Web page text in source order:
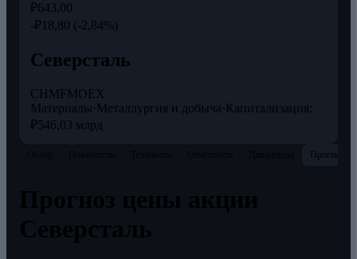
₽643,00
-₽18,80 (-2,84%)
Северсталь
CHMFMOEX
Материалы·Металлургия и добыча·Капитализация:
₽546,03 млрд
Прогнозы